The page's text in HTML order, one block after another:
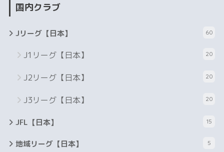
国内クラブ
Jリーグ【日本】 60
J1リーグ【日本】 20
J2リーグ【日本】 20
J3リーグ【日本】 20
JFL【日本】 15
地域リーグ【日本】 5